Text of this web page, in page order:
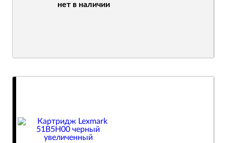
нет в наличии